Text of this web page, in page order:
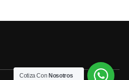
Cotiza Con Nosotros